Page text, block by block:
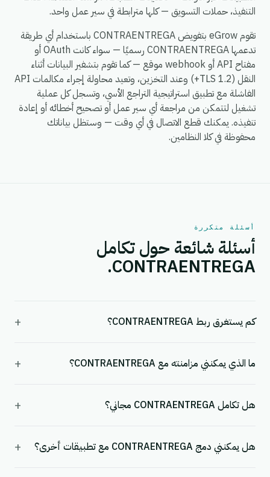
التنفيذ، حملات التسويق — كلها مترابطة في سير عمل واحد.
تقوم eGrow بتفويض CONTRAENTREGA باستخدام أي طريقة
تدعمها CONTRAENTREGA رسميًا — سواء كانت OAuth أو
مفتاح API أو webhook موقع — كما تقوم بتشفير البيانات أثناء
النقل (TLS 1.2+) وعند التخزين، وتعيد محاولة إجراء مكالمات API
الفاشلة مع تطبيق استراتيجية التراجع الأسي، وتسجل كل عملية
تشغيل لتتمكن من مراجعة أي سير عمل أو تصحيح أخطائه أو إعادة
تنفيذه. يمكنك قطع الاتصال في أي وقت — وستظل بياناتك
محفوظة في كلا النظامين.
أسئلة متكررة
أسئلة شائعة حول تكامل
CONTRAENTREGA.
كم يستغرق ربط CONTRAENTREGA؟ +
ما الذي يمكنني مزامنته مع CONTRAENTREGA؟ +
هل تكامل CONTRAENTREGA مجاني؟ +
هل يمكنني دمج CONTRAENTREGA مع تطبيقات أخرى؟ +